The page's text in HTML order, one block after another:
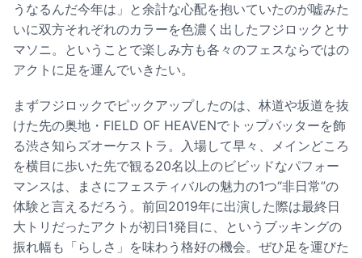
うなるんだ今年は」と余計な心配を抱いていたのが嘘みた
いに双方それぞれのカラーを色濃く出したフジロックとサ
マソニ。ということで楽しみ方も各々のフェスならではの
アクトに足を運んでいきたい。
まずフジロックでピックアップしたのは、林道や坂道を抜
けた先の奥地・FIELD OF HEAVENでトップバッターを飾
る渋さ知らズオーケストラ。入場して早々、メインどころ
を横目に歩いた先で観る20名以上のビビッドなパフォー
マンスは、まさにフェスティバルの魅力の1つ“非日常”の
体験と言えるだろう。前回2019年に出演した際は最終日
大トリだったアクトが初日1発目に、というブッキングの
振れ幅も「らしさ」を味わう格好の機会。ぜひ足を運びた